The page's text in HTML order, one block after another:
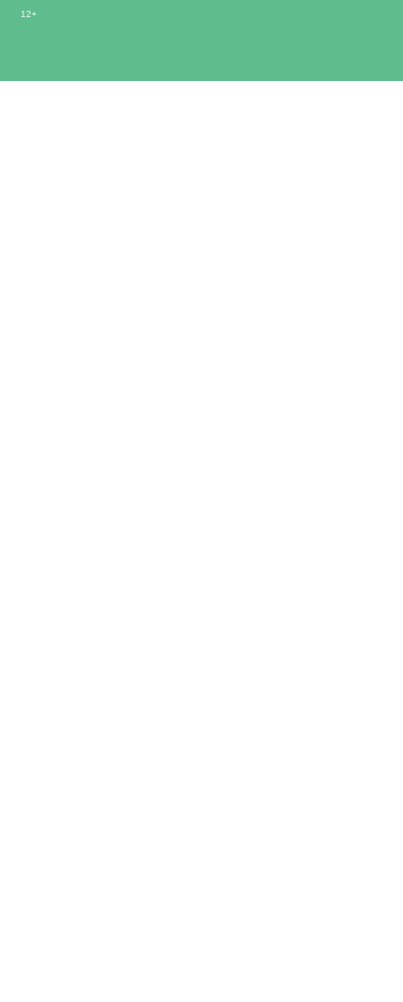
12+